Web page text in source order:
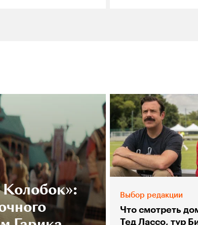
Выбор редакции
Что смотреть
Тед Лассо, тур